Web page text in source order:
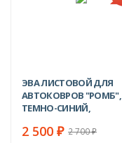
ЭВА ЛИСТОВОЙ ДЛЯ
АВТОКОВРОВ "РОМБ",
ТЕМНО-СИНИЙ,
2 500 ₽ 2 700₽